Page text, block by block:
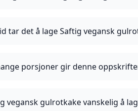
tar det å lage Saftig vegansk
porsjoner gir denne
vegansk gulrotkake vanskelig å